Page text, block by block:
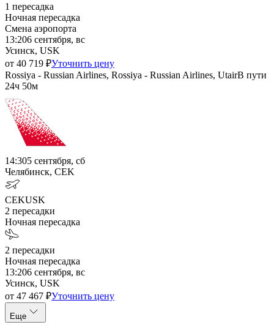
1 пересадка
Ночная пересадка
Смена аэропорта
13:206 сентября, вс
Усинск, USK
от 40 719 ₽Уточнить цену
Rossiya - Russian Airlines, Rossiya - Russian Airlines, UtairВ пути
24ч 50м
14:305 сентября, сб
Челябинск, CEK
CEKUSK
2 пересадки
Ночная пересадка
2 пересадки
Ночная пересадка
13:206 сентября, вс
Усинск, USK
от 47 467 ₽Уточнить цену
Еще